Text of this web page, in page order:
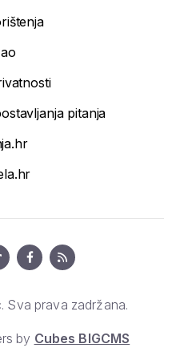
pitanja
Sva prava zadržana.
by Cubes BIGCMS